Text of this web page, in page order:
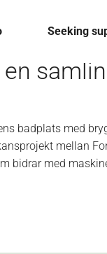
Seeking
en
badplats med
mellan
bidrar med